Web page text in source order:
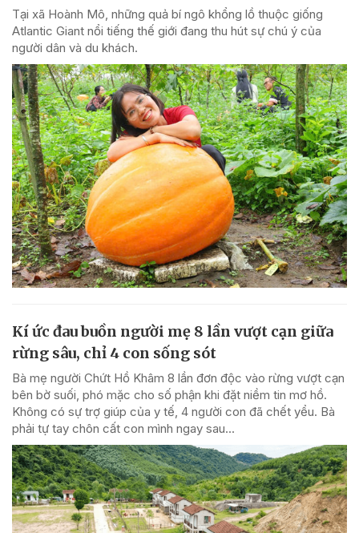
Tại xã Hoành Mô, những quả bí ngô khổng lồ thuộc giống
Atlantic Giant nổi tiếng thế giới đang thu hút sự chú ý của
người dân và du khách.
Kí ức đau buồn người mẹ 8 lần vượt cạn giữa
rừng sâu, chỉ 4 con sống sót
Bà mẹ người Chứt Hồ Khâm 8 lần đơn độc vào rừng vượt cạn
bên bờ suối, phó mặc cho số phận khi đặt niềm tin mơ hồ.
Không có sự trợ giúp của y tế, 4 người con đã chết yểu. Bà
phải tự tay chôn cất con mình ngay sau...